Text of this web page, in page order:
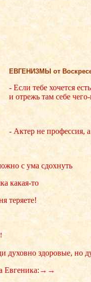
ЕВГЕНИЗМЫ от
- Если тебе хочется
и отрежь там себе
- Актер не профессия,
с ума сдохнуть
какая-то
теряете!
!
духовно здоровые, но
Евгеника: →→